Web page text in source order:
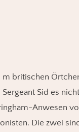
m britischen
Sergeant Sid es
Anwesen
Die zwei